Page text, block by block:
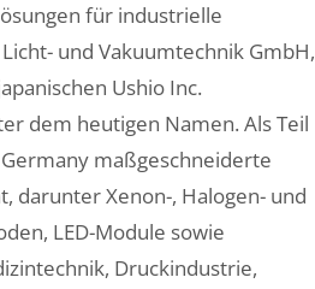
für industrielle
und Vakuumtechnik GmbH,
Ushio Inc.
dem heutigen Namen. Als Teil
maßgeschneiderte
darunter Xenon-, Halogen- und
LED-Module sowie
Druckindustrie,